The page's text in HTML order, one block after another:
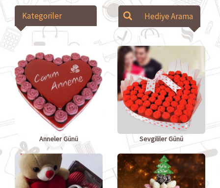
Kategoriler
Anneler Günü Sevgililer Günü